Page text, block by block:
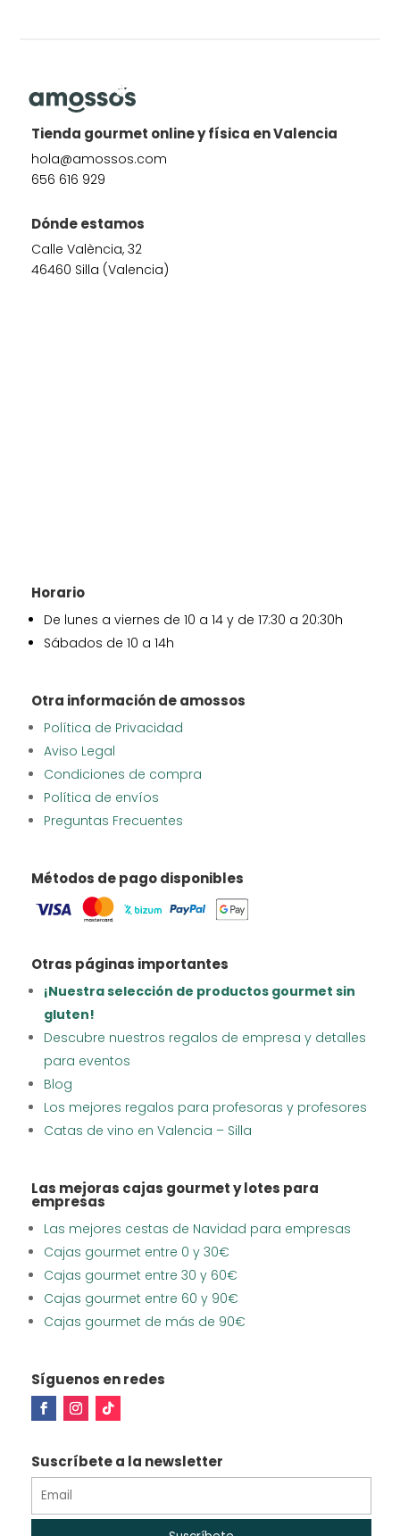
Tienda gourmet online y física en Valencia
hola@amossos.com
656 616 929
Dónde estamos
Calle València, 32
46460 Silla (Valencia)
Horario
De lunes a viernes de 10 a 14 y de 17:30 a 20:30h
Sábados de 10 a 14h
Otra información de amossos
Política de Privacidad
Aviso Legal
Condiciones de compra
Política de envíos
Preguntas Frecuentes
Métodos de pago disponibles
Otras páginas importantes
¡Nuestra selección de productos gourmet sin
gluten!
Descubre nuestros regalos de empresa y detalles
para eventos
Blog
Los mejores regalos para profesoras y profesores
Catas de vino en Valencia – Silla
Las mejoras cajas gourmet y lotes para
empresas
Las mejores cestas de Navidad para empresas
Cajas gourmet entre 0 y 30€
Cajas gourmet entre 30 y 60€
Cajas gourmet entre 60 y 90€
Cajas gourmet de más de 90€
Síguenos en redes
Suscríbete a la newsletter